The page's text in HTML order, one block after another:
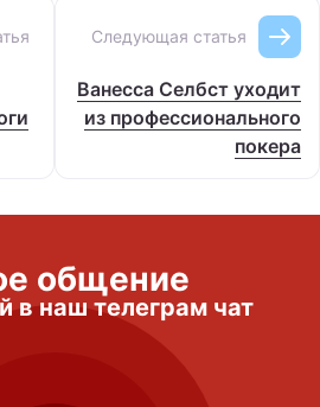
Следующая статья
Ванесса Селбст уходит
из профессионального
покера
общение
в наш телеграм чат